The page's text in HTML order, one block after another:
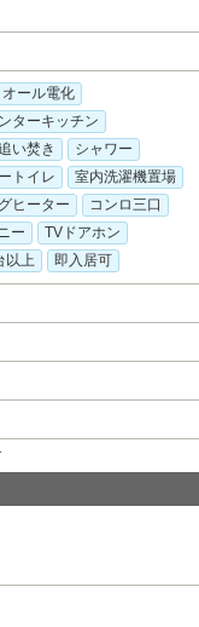
オール電化
ターキッチン
い焚き
シャワー
トイレ
室内洗濯機置場
ヒーター
コンロ三口
ー
TVドアホン
以上 即入居可